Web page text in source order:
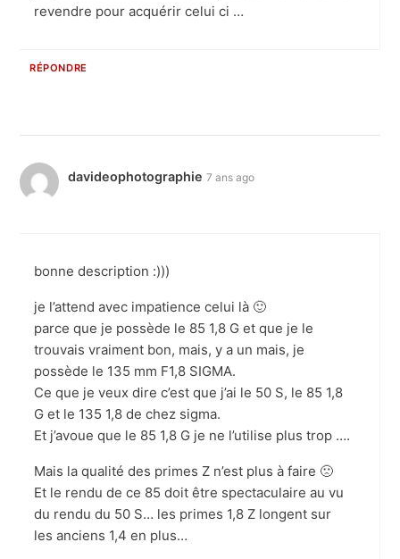
revendre pour acquérir celui ci …
RÉPONDRE
davideophotographie 7 ans ago
bonne description :)))
je l’attend avec impatience celui là 🙂
parce que je possède le 85 1,8 G et que je le
trouvais vraiment bon, mais, y a un mais, je
possède le 135 mm F1,8 SIGMA.
Ce que je veux dire c’est que j’ai le 50 S, le 85 1,8
G et le 135 1,8 de chez sigma.
Et j’avoue que le 85 1,8 G je ne l’utilise plus trop ….
Mais la qualité des primes Z n’est plus à faire 🙁
Et le rendu de ce 85 doit être spectaculaire au vu
du rendu du 50 S… les primes 1,8 Z longent sur
les anciens 1,4 en plus…